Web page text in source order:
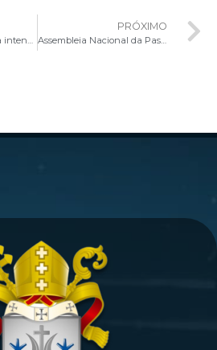
Papa Leão XIV dedica intenção de oração de julho ao respeito pela vida humana
PRÓXIMO
Assembleia Nacional da Pastoral Familiar destaca missão evangelizadora das famílias e celebra marcos do Magistério da Igreja